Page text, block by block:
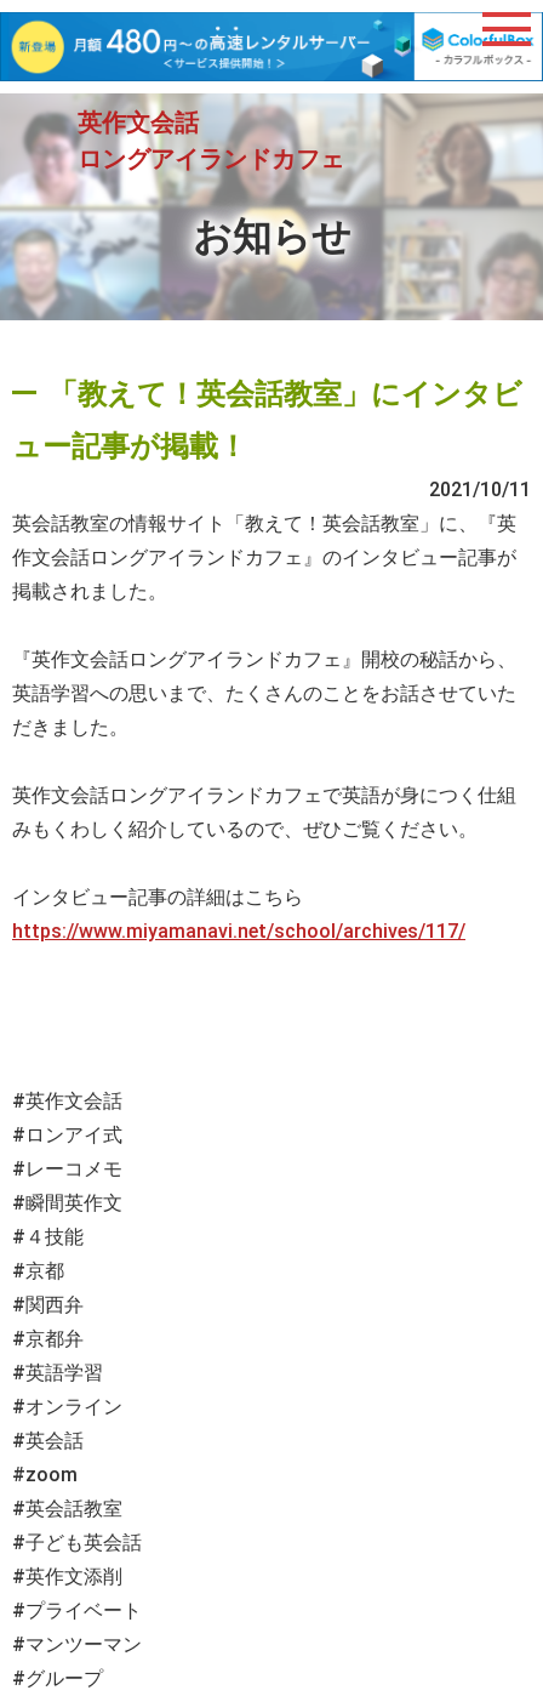
英作文会話
ロングアイランドカフェ
お知らせ
「教えて！英会話教室」にインタビ
ュー記事が掲載！
2021/10/11
英会話教室の情報サイト「教えて！英会話教室」に、『英
作文会話ロングアイランドカフェ』のインタビュー記事が
掲載されました。
『英作文会話ロングアイランドカフェ』開校の秘話から、
英語学習への思いまで、 たくさんのことをお話させていた
だきました。
英作文会話ロングアイランドカフェで英語が身につく仕組
みもくわ しく紹介しているので、ぜひご覧ください。
インタビュー記事の詳細はこちら
https://www.miyamanavi.net/school/archives/117/
#英作文会話
#ロンアイ式
#レーコメモ
#瞬間英作文
#４技能
#京都
#関西弁
#京都弁
#英語学習
#オンライン
#英会話
#zoom
#英会話教室
#子ども英会話
#英作文添削
#プライベート
#マンツーマン
#グループ